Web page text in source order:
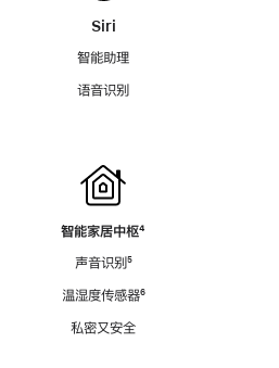
Siri
智能助理
语音识别
智能家居中枢脚
⁴
声音识别脚
⁵
温湿度传感器脚
⁶
私密又安全